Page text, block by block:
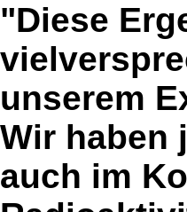
"Diese
unserem
Wir haben
auch im